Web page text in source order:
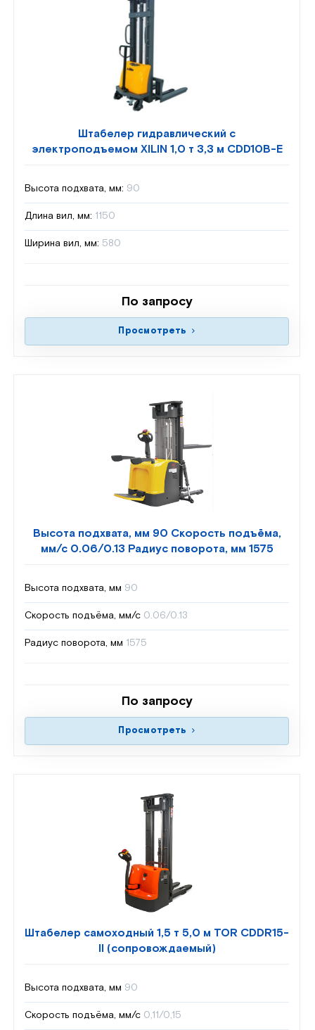
Штабелер гидравлический с
электроподъемом XILIN 1,0 т 3,3 м CDD10B-E
Высота подхвата, мм: 90
Длина вил, мм: 1150
Ширина вил, мм: 580
По запросу
Просмотреть
Высота подхвата, мм 90 Скорость подъёма,
мм/с 0.06/0.13 Радиус поворота, мм 1575
Высота подхвата, мм 90
Скорость подъёма, мм/с 0.06/0.13
Радиус поворота, мм 1575
По запросу
Просмотреть
Штабелер самоходный 1,5 т 5,0 м TOR CDDR15-
II (сопровождаемый)
Высота подхвата, мм 90
Скорость подъёма, мм/с 0,11/0,15